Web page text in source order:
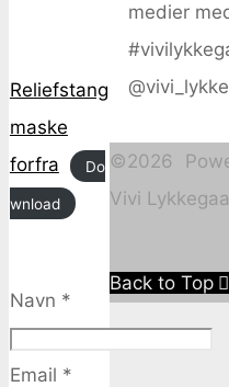
Reliefstang
maske
forfra
Do
wnload
Navn *
Email *
medier
©2026
Vivi
Back to Top